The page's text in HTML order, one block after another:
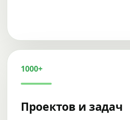
1000+
Проектов и задач